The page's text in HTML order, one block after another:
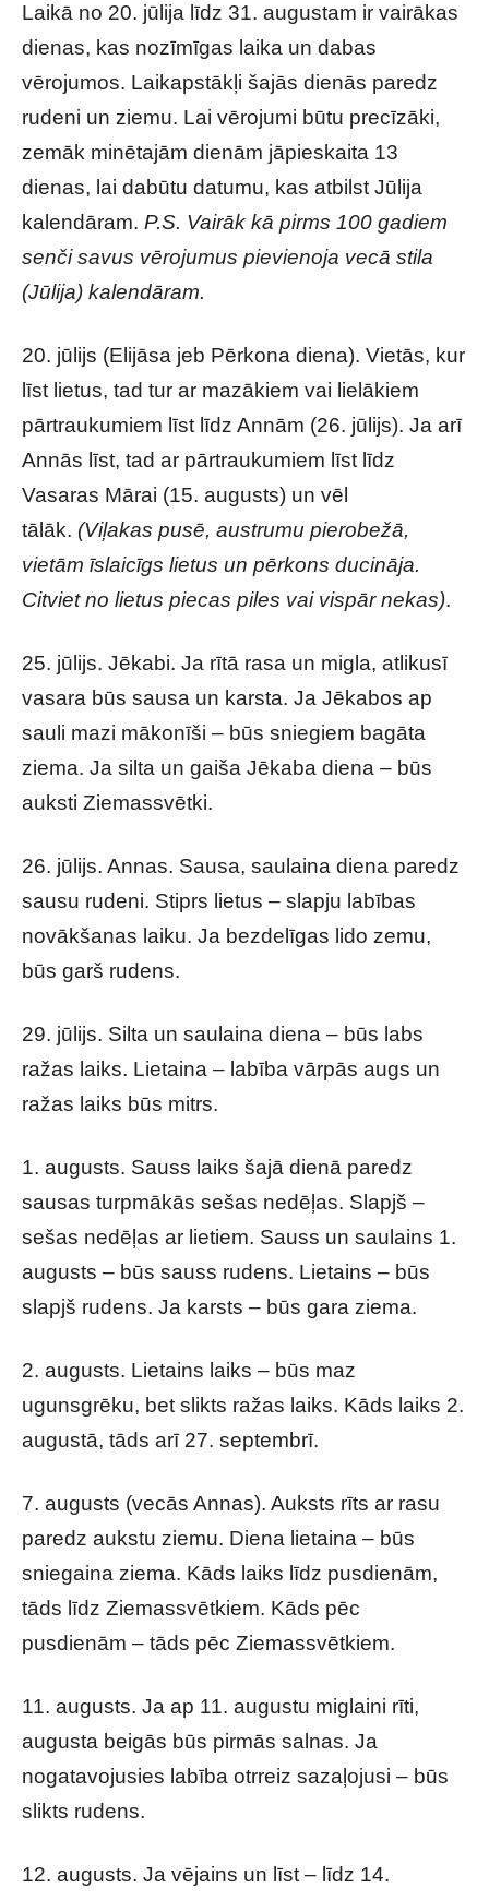
Laikā no 20. jūlija līdz 31. augustam ir vairākas
dienas, kas nozīmīgas laika un dabas
vērojumos. Laikapstākļi šajās dienās paredz
rudeni un ziemu. Lai vērojumi būtu precīzāki,
zemāk minētajām dienām jāpieskaita 13
dienas, lai dabūtu datumu, kas atbilst Jūlija
kalendāram. P.S. Vairāk kā pirms 100 gadiem
senči savus vērojumus pievienoja vecā stila
(Jūlija) kalendāram.
20. jūlijs (Elijāsa jeb Pērkona diena). Vietās, kur
līst lietus, tad tur ar mazākiem vai lielākiem
pārtraukumiem līst līdz Annām (26. jūlijs). Ja arī
Annās līst, tad ar pārtraukumiem līst līdz
Vasaras Mārai (15. augusts) un vēl
tālāk. (Viļakas pusē, austrumu pierobežā,
vietām īslaicīgs lietus un pērkons ducināja.
Citviet no lietus piecas piles vai vispār nekas).
25. jūlijs. Jēkabi. Ja rītā rasa un migla, atlikusī
vasara būs sausa un karsta. Ja Jēkabos ap
sauli mazi mākonīši – būs sniegiem bagāta
ziema. Ja silta un gaiša Jēkaba diena – būs
auksti Ziemassvētki.
26. jūlijs. Annas. Sausa, saulaina diena paredz
sausu rudeni. Stiprs lietus – slapju labības
novākšanas laiku. Ja bezdelīgas lido zemu,
būs garš rudens.
29. jūlijs. Silta un saulaina diena – būs labs
ražas laiks. Lietaina – labība vārpās augs un
ražas laiks būs mitrs.
1. augusts. Sauss laiks šajā dienā paredz
sausas turpmākās sešas nedēļas. Slapjš –
sešas nedēļas ar lietiem. Sauss un saulains 1.
augusts – būs sauss rudens. Lietains – būs
slapjš rudens. Ja karsts – būs gara ziema.
2. augusts. Lietains laiks – būs maz
ugunsgrēku, bet slikts ražas laiks. Kāds laiks 2.
augustā, tāds arī 27. septembrī.
7. augusts (vecās Annas). Auksts rīts ar rasu
paredz aukstu ziemu. Diena lietaina – būs
sniegaina ziema. Kāds laiks līdz pusdienām,
tāds līdz Ziemassvētkiem. Kāds pēc
pusdienām – tāds pēc Ziemassvētkiem.
11. augusts. Ja ap 11. augustu miglaini rīti,
augusta beigās būs pirmās salnas. Ja
nogatavojusies labība otrreiz sazaļojusi – būs
slikts rudens.
12. augusts. Ja vējains un līst – līdz 14.